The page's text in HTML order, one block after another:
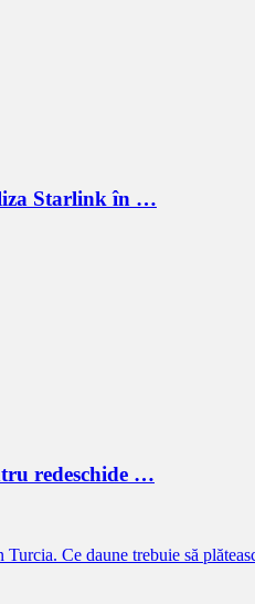
Starlink în …
redeschide …